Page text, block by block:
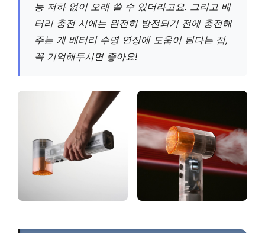
능 저하 없이 오래 쓸 수 있더라고요. 그리고 배
터리 충전 시에는 완전히 방전되기 전에 충전해
주는 게 배터리 수명 연장에 도움이 된다는 점,
꼭 기억해두시면 좋아요!